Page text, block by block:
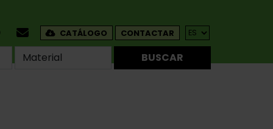
CATÁLOGO CONTACTAR
BUSCAR